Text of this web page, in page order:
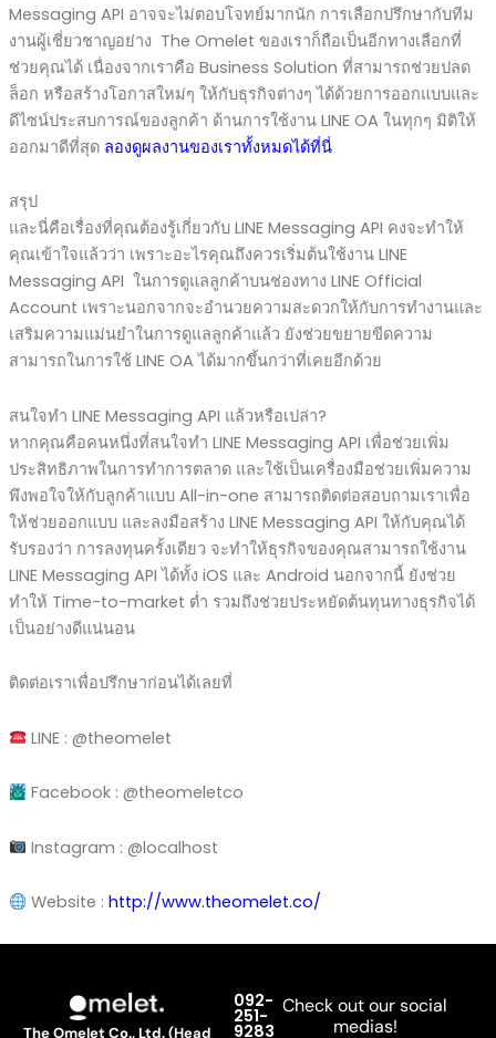
Messaging API อาจจะไม่ตอบโจทย์มากนัก การเลือกปรึกษากับทีม
งานผู้เชี่ยวชาญอย่าง The Omelet ของเราก็ถือเป็นอีกทางเลือกที่
ช่วยคุณได้ เนื่องจากเราคือ Business Solution ที่สามารถช่วยปลด
ล็อก หรือสร้างโอกาสใหม่ๆ ให้กับธุรกิจต่างๆ ได้ด้วยการออกแบบและ
ดีไซน์ประสบการณ์ของลูกค้า ด้านการใช้งาน LINE OA ในทุกๆ มิติให้
ออกมาดีที่สุด ลองดูผลงานของเราทั้งหมดได้ที่นี่
สรุป
และนี่คือเรื่องที่คุณต้องรู้เกี่ยวกับ LINE Messaging API คงจะทำให้
คุณเข้าใจแล้วว่า เพราะอะไรคุณถึงควรเริ่มต้นใช้งาน LINE
Messaging API ในการดูแลลูกค้าบนช่องทาง LINE Official
Account เพราะนอกจากจะอำนวยความสะดวกให้กับการทำงานและ
เสริมความแม่นยำในการดูแลลูกค้าแล้ว ยังช่วยขยายขีดความ
สามารถในการใช้ LINE OA ได้มากขึ้นกว่าที่เคยอีกด้วย
สนใจทำ LINE Messaging API แล้วหรือเปล่า?
หากคุณคือคนหนึ่งที่สนใจทำ LINE Messaging API เพื่อช่วยเพิ่ม
ประสิทธิภาพในการทำการตลาด และใช้เป็นเครื่องมือช่วยเพิ่มความ
พึงพอใจให้กับลูกค้าแบบ All-in-one สามารถติดต่อสอบถามเราเพื่อ
ให้ช่วยออกแบบ และลงมือสร้าง LINE Messaging API ให้กับคุณได้
รับรองว่า การลงทุนครั้งเดียว จะทำให้ธุรกิจของคุณสามารถใช้งาน
LINE Messaging API ได้ทั้ง iOS และ Android นอกจากนี้ ยังช่วย
ทำให้ Time-to-market ต่ำ รวมถึงช่วยประหยัดต้นทุนทางธุรกิจได้
เป็นอย่างดีแน่นอน
ติดต่อเราเพื่อปรึกษาก่อนได้เลยที่
LINE : @theomelet
Facebook : @theomeletco
Instagram : @localhost
Website :http://www.theomelet.co/
The Omelet Co., Ltd. (Head
092-
251-
9283
Check out our social
medias!